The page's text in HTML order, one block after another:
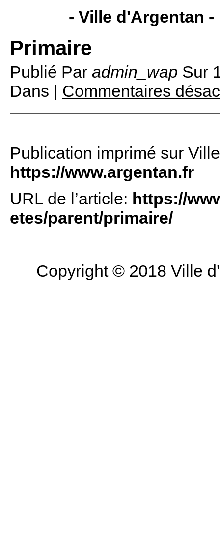
- Ville d'Argentan -
Primaire
Publié Par admin_wap Sur
Dans | Commentaires
Publication imprimé sur
https://www.argentan.fr
URL de l’article: https://
etes/parent/primaire/
Copyright © 2018 Ville